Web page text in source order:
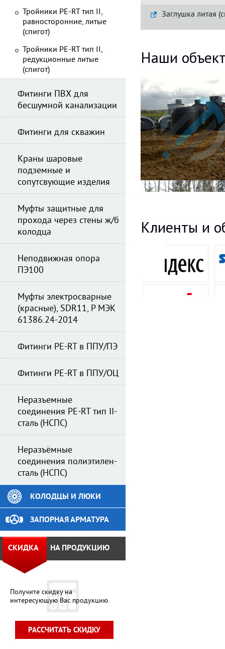
Заглушка литая
Наши
Клиенты и
Тройники PE-RT тип II,
равносторонние, литые
(спигот)
Тройники PE-RT тип II,
редукционные литые
(спигот)
Фитинги ПВХ для
бесшумной канализации
Фитинги для скважин
Краны шаровые
подземные и
сопутсвующие изделия
Муфты защитные для
прохода через стены ж/б
колодца
Неподвижная опора
ПЭ100
Муфты электросварные
(красные), SDR11, Р МЭК
61386.24-2014
Фитинги PE-RT в ППУ/ПЭ
Фитинги PE-RT в ППУ/ОЦ
Неразъемные
соединения PE-RT тип II-
сталь (НСПС)
Неразъёмные
соединения полиэтилен-
сталь (НСПС)
КОЛОДЦЫ И ЛЮКИ
ЗАПОРНАЯ АРМАТУРА
Получите скидку на
интересующую Вас продукцию.
СКИДКА НА ПРОДУКЦИЮ
РАССЧИТАТЬ СКИДКУ